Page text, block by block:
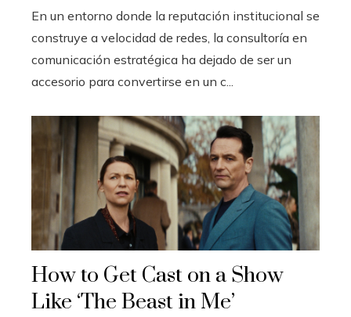
En un entorno donde la reputación institucional se
construye a velocidad de redes, la consultoría en
comunicación estratégica ha dejado de ser un
accesorio para convertirse en un c...
How to Get Cast on a Show
Like ‘The Beast in Me’